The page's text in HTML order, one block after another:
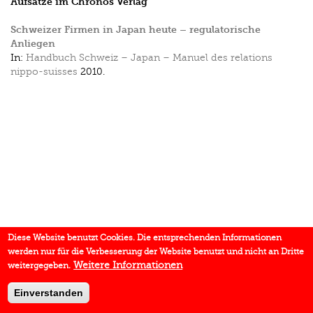
Schweizer Firmen in Japan heute – regulatorische
Anliegen
In: Handbuch Schweiz – Japan – Manuel des relations
nippo-suisses 2010.
Diese Website benutzt Cookies. Die entsprechenden Informationen
werden nur für die Verbesserung der Website benutzt und nicht an Dritte
weitergegeben. Weitere Informationen
Einverstanden